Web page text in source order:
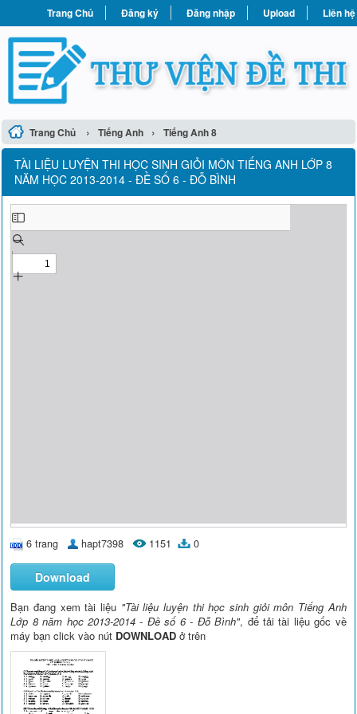
Trang Chủ Đăng ký Đăng nhập Upload Liên hệ
Trang Chủ › Tiếng Anh › Tiếng Anh 8
TÀI LIỆU LUYỆN THI HỌC SINH GIỎI MÔN TIẾNG ANH LỚP 8
NĂM HỌC 2013-2014 - ĐỀ SỐ 6 - ĐỖ BÌNH
6 trang hapt7398 1151 0
Download
Bạn đang xem tài liệu "Tài liệu luyện thi học sinh giỏi môn Tiếng Anh
Lớp 8 năm học 2013-2014 - Đề số 6 - Đỗ Bình", để tải tài liệu gốc về
máy bạn click vào nút DOWNLOAD ở trên